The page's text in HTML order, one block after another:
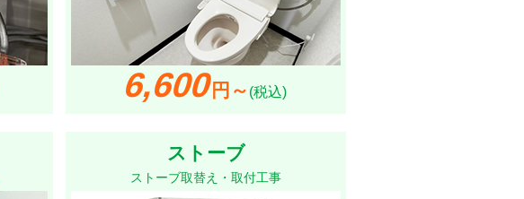
6,600円～ (税込)
ストーブ
ストーブ取替え・取付工事